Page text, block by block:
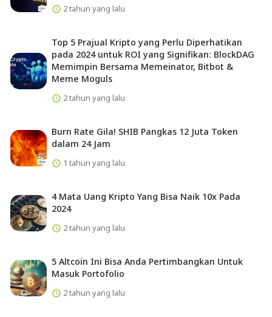
2 tahun yang lalu
Top 5 Prajual Kripto yang Perlu Diperhatikan
pada 2024 untuk ROI yang Signifikan: BlockDAG
Memimpin Bersama Memeinator, Bitbot &
Meme Moguls
2 tahun yang lalu
Burn Rate Gila! SHIB Pangkas 12 Juta Token
dalam 24 Jam
1 tahun yang lalu
4 Mata Uang Kripto Yang Bisa Naik 10x Pada
2024
2 tahun yang lalu
5 Altcoin Ini Bisa Anda Pertimbangkan Untuk
Masuk Portofolio
2 tahun yang lalu